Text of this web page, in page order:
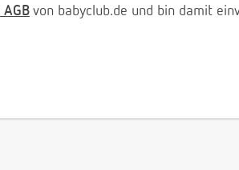
AGB von babyclub.de und bin damit